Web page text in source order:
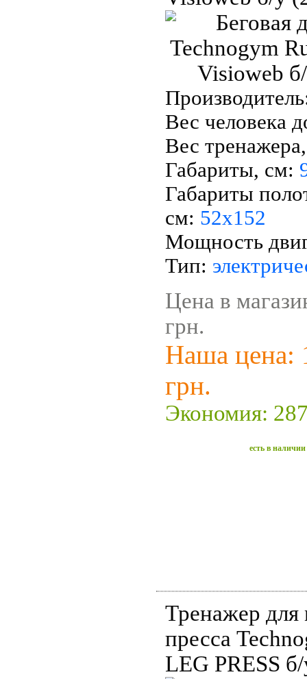
Вес человека
Вес
Габариты, см:
Габариты
см: 52х152
Мощность
Тип:
Цена в
грн.
Наша цена:
грн.
Экономия:
есть в наличии
Тренажер
пресса
LEG PRESS